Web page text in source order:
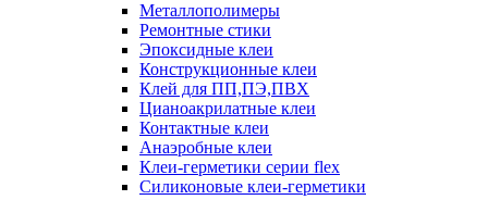
Металлополимеры
Ремонтные стики
Эпоксидные клеи
Конструкционные клеи
Клей для ПП,ПЭ,ПВХ
Цианоакрилатные клеи
Контактные клеи
Анаэробные клеи
Клеи-герметики серии flex
Силиконовые клеи-герметики